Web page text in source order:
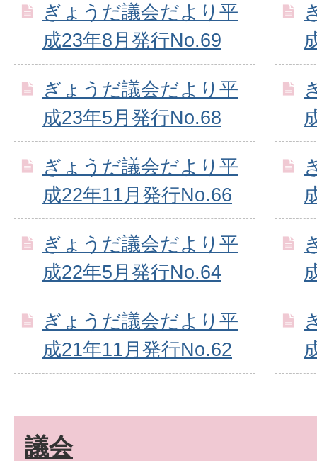
ぎょうだ議会だより平
成23年8月発行No.69
ぎょうだ議会だより平
成23年5月発行No.68
ぎょうだ議会だより平
成22年11月発行No.66
ぎょうだ議会だより平
成22年5月発行No.64
ぎょうだ議会だより平
成21年11月発行No.62
議会